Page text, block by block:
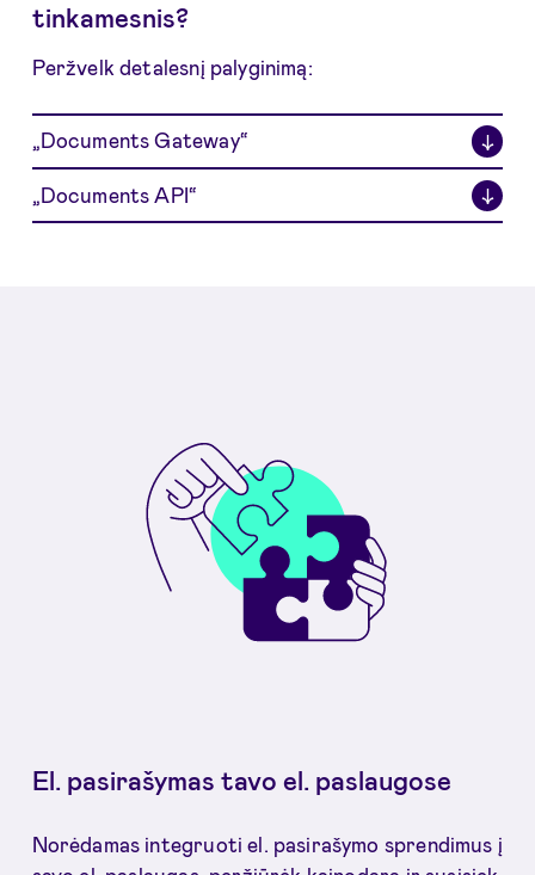
tinkamesnis?
Peržvelk detalesnį palyginimą:
„Documents Gateway“ ↓
„Documents API“ ↓
El. pasirašymas tavo el. paslaugose
Norėdamas integruoti el. pasirašymo sprendimus į